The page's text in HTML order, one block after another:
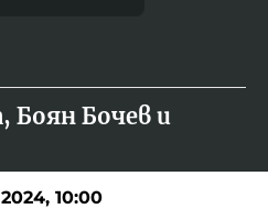
Боян Бочев и
10:00